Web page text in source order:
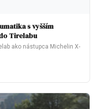
s vyšším
Tirelabu
ako nástupca Michelin X-